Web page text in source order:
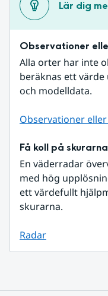
Lär dig
Observationer
Alla orter har inte
beräknas ett
och modelldata.
Observationer
Få koll på skurarna
En väderradar
med hög
ett värdefullt
skurarna.
Radar